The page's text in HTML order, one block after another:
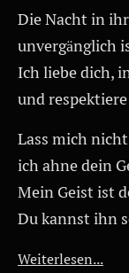
Die Nacht in
unvergänglich
Ich liebe dich,
und
Lass mich
ich ahne dein
Mein Geist ist
Du kannst ihn
Weiterlesen...